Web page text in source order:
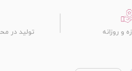
و روزانه تولید در